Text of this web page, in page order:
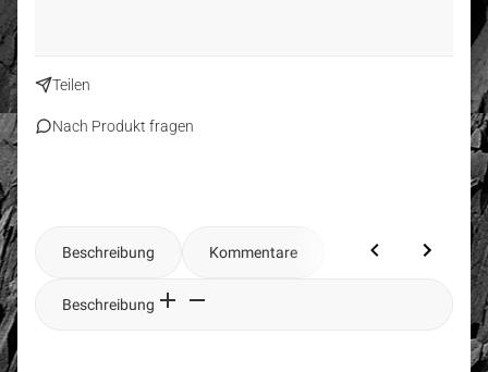
Teilen
Nach Produkt fragen
Beschreibung Kommentare
Beschreibung